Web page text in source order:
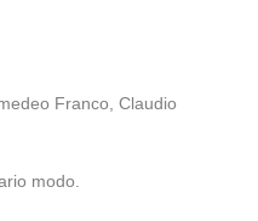
Franco, Claudio
modo.